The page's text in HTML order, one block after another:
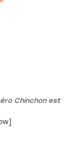
Chinchon est